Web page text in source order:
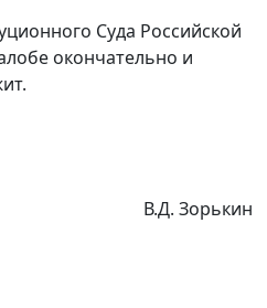
Суда Российской
окончательно и
В.Д. Зорькин